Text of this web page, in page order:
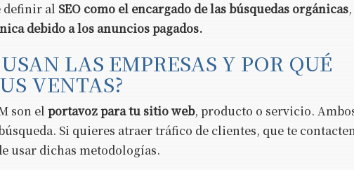
definir al SEO como el encargado de las búsquedas orgánicas
debido a los anuncios pagados.
LAS EMPRESAS Y POR QUÉ
VENTAS?
son el portavoz para tu sitio web, producto o servicio.
Si quieres atraer tráfico de clientes, que te
usar dichas metodologías.